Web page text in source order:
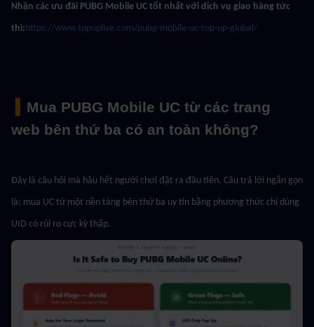
Nhận các ưu đãi PUBG Mobile UC tốt nhất với dịch vụ giao hàng tức
thì: https://www.topuplive.com/pubg-mobile-uc-top-up-global/
Mua PUBG Mobile UC từ các trang
web bên thứ ba có an toàn không?
Đây là câu hỏi mà hầu hết người chơi đặt ra đầu tiên. Câu trả lời ngắn gọn
là: mua UC từ một nền tảng bên thứ ba uy tín bằng phương thức chỉ dùng
UID có rủi ro cực kỳ thấp.